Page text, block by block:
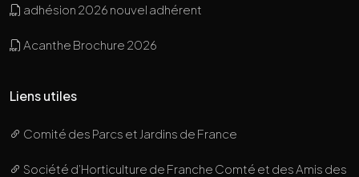
adhésion 2026 nouvel adhérent
Acanthe Brochure 2026
Liens utiles
Comité des Parcs et Jardins de France
Société d’Horticulture de Franche Comté et des Amis des